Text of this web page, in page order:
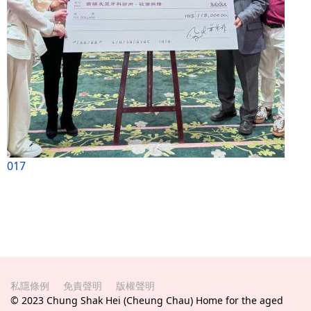
017
私隱條例 免責聲明
版權聲明
© 2023 Chung Shak Hei (Cheung Chau) Home for the aged